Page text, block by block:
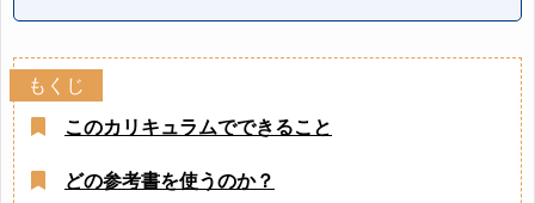
このカリキュラムでできること
どの参考書を使うのか？